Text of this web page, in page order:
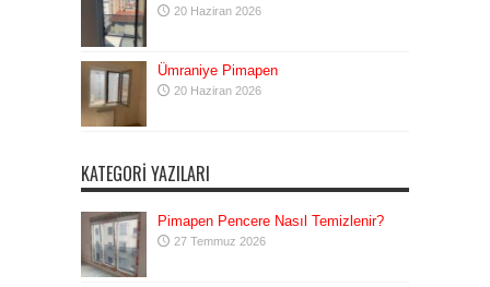
20 Haziran 2026
Ümraniye Pimapen
20 Haziran 2026
KATEGORI YAZILARI
Pimapen Pencere Nasıl Temizlenir?
27 Temmuz 2026